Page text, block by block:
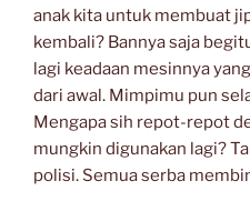
anak kita untuk membuat
kembali? Bannya saja
lagi keadaan mesinnya
dari awal. Mimpimu pun
Mengapa sih repot-repot
mungkin digunakan lagi?
polisi. Semua serba